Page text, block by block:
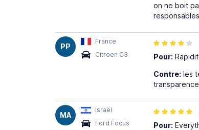
on ne boit
PP
France
Citroen C3
Pour:
Contre: les
MA
Israël
Ford Focus
Pour: